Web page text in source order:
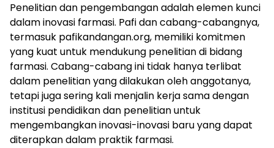
Penelitian dan pengembangan adalah elemen kunci
dalam inovasi farmasi. Pafi dan cabang-cabangnya,
termasuk pafikandangan.org, memiliki komitmen
yang kuat untuk mendukung penelitian di bidang
farmasi. Cabang-cabang ini tidak hanya terlibat
dalam penelitian yang dilakukan oleh anggotanya,
tetapi juga sering kali menjalin kerja sama dengan
institusi pendidikan dan penelitian untuk
mengembangkan inovasi-inovasi baru yang dapat
diterapkan dalam praktik farmasi.